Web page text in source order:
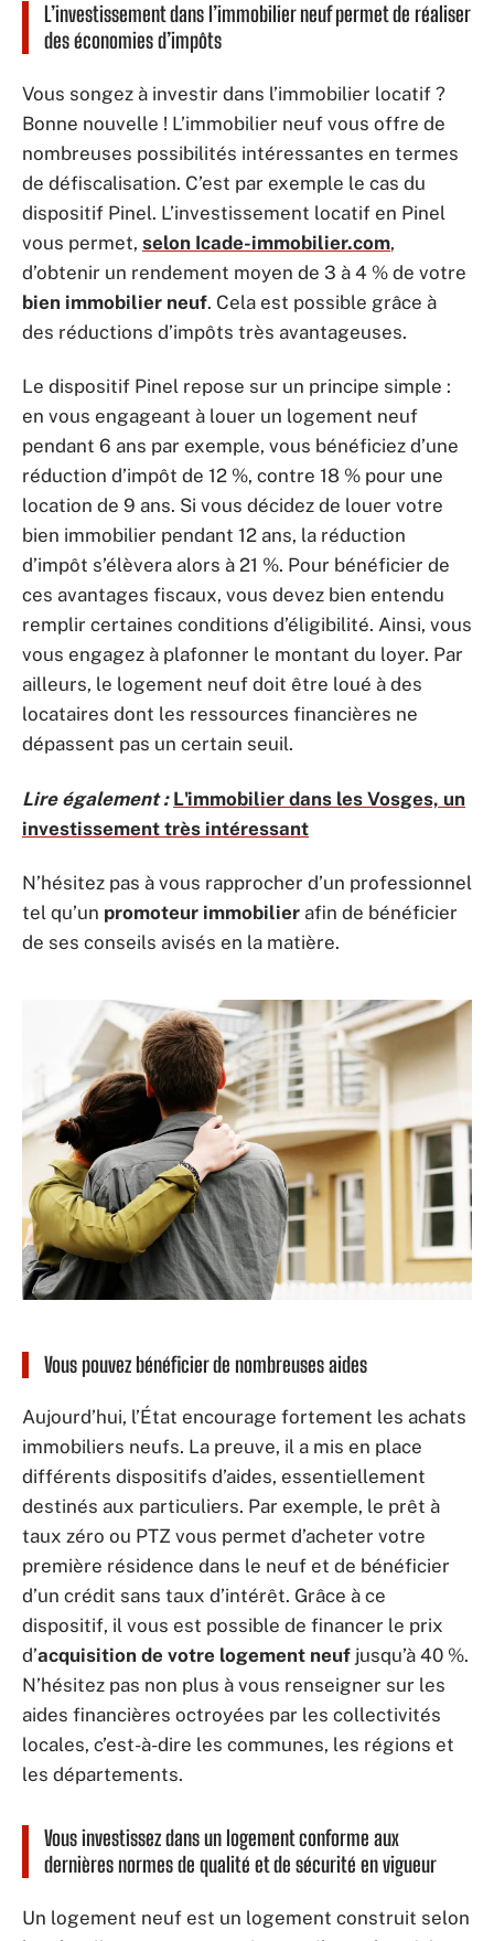
L’investissement dans l’immobilier neuf permet de réaliser
des économies d’impôts
Vous songez à investir dans l’immobilier locatif ?
Bonne nouvelle ! L’immobilier neuf vous offre de
nombreuses possibilités intéressantes en termes
de défiscalisation. C’est par exemple le cas du
dispositif Pinel. L’investissement locatif en Pinel
vous permet, selon Icade-immobilier.com,
d’obtenir un rendement moyen de 3 à 4 % de votre
bien immobilier neuf. Cela est possible grâce à
des réductions d’impôts très avantageuses.
Le dispositif Pinel repose sur un principe simple :
en vous engageant à louer un logement neuf
pendant 6 ans par exemple, vous bénéficiez d’une
réduction d’impôt de 12 %, contre 18 % pour une
location de 9 ans. Si vous décidez de louer votre
bien immobilier pendant 12 ans, la réduction
d’impôt s’élèvera alors à 21 %. Pour bénéficier de
ces avantages fiscaux, vous devez bien entendu
remplir certaines conditions d’éligibilité. Ainsi, vous
vous engagez à plafonner le montant du loyer. Par
ailleurs, le logement neuf doit être loué à des
locataires dont les ressources financières ne
dépassent pas un certain seuil.
Lire également : L'immobilier dans les Vosges, un
investissement très intéressant
N’hésitez pas à vous rapprocher d’un professionnel
tel qu’un promoteur immobilier afin de bénéficier
de ses conseils avisés en la matière.
Vous pouvez bénéficier de nombreuses aides
Aujourd’hui, l’État encourage fortement les achats
immobiliers neufs. La preuve, il a mis en place
différents dispositifs d’aides, essentiellement
destinés aux particuliers. Par exemple, le prêt à
taux zéro ou PTZ vous permet d’acheter votre
première résidence dans le neuf et de bénéficier
d’un crédit sans taux d’intérêt. Grâce à ce
dispositif, il vous est possible de financer le prix
d’acquisition de votre logement neuf jusqu’à 40 %.
N’hésitez pas non plus à vous renseigner sur les
aides financières octroyées par les collectivités
locales, c’est-à-dire les communes, les régions et
les départements.
Vous investissez dans un logement conforme aux
dernières normes de qualité et de sécurité en vigueur
Un logement neuf est un logement construit selon